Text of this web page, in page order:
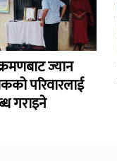
ज्यान
परिवारलाई
गराइने